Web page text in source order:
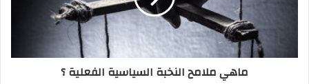
ماهي ملامح النخبة السياسية الفعلية ؟